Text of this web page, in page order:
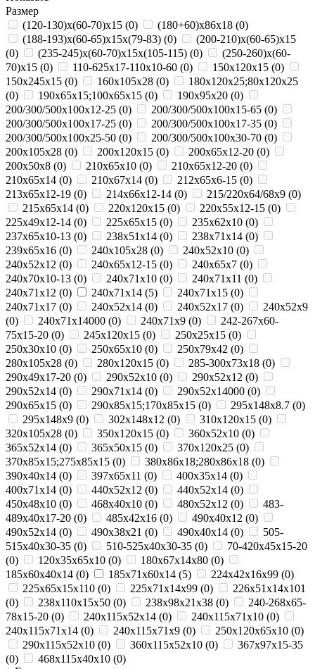
Размер
(120-130)х(60-70)х15 (0) (180+60)х86х18 (0)
(188-193)х(60-65)х15х(79-83) (0)
(200-210)х(60-65)х15
(0) (235-245)х(60-70)х15х(105-115) (0)
(250-260)х(60-
70)х15 (0) 110-625x17-110x10-60 (0) 150x120x15 (0)
150x245x15 (0) 160x105x28 (0)
180х120х25;80х120х25
(0) 190х65х15;100х65х15 (0) 190х95х20 (0)
200/300/500x100x12-25 (0) 200/300/500x100x15-65 (0)
200/300/500x100x17-25 (0) 200/300/500x100x17-35 (0)
200/300/500x100x25-50 (0) 200/300/500x100x30-70 (0)
200x105x28 (0) 200x120x15 (0) 200x65x12-20 (0)
200х50х8 (0) 210x65x10 (0) 210x65x12-20 (0)
210x65x14 (0) 210х67х14 (0) 212x65x6-15 (0)
213x65x12-19 (0) 214x66x12-14 (0) 215/220х64/68х9 (0)
215х65х14 (0) 220x120x15 (0) 220x55x12-15 (0)
225x49x12-14 (0) 225х65х15 (0) 235x62x10 (0)
237x65x10-13 (0) 238х51х14 (0) 238х71х14 (0)
239х65х16 (0) 240x105x28 (0) 240x52x10 (0)
240x52x12 (0) 240x65x12-15 (0) 240x65x7 (0)
240x70x10-13 (0) 240x71x10 (0) 240x71x11 (0)
240x71x12 (0) 240x71x14 (5) 240x71x15 (0)
240x71x17 (0) 240х52х14 (0) 240х52х17 (0)
240х52х9
(0) 240х71х14000 (0) 240х71х9 (0)
242-267x60-
75x15-20 (0) 245x120x15 (0) 250x25x15 (0)
250x30x10 (0) 250x65x10 (0) 250х79х42 (0)
280x105x28 (0) 280x120x15 (0) 285-300x73x18 (0)
290x49x17-20 (0) 290x52x10 (0) 290x52x12 (0)
290x52x14 (0) 290x71x14 (0) 290х52х14000 (0)
290х65х15 (0) 290х85х15;170х85х15 (0) 295х148х8.7 (0)
295х148х9 (0) 302х148х12 (0) 310x120x15 (0)
320x105x28 (0) 350x120x15 (0) 360х52х10 (0)
365x52x14 (0) 365х50х15 (0) 370х120х25 (0)
370х85х15;275х85х15 (0) 380х86х18;280х86х18 (0)
390x40x14 (0) 397x65x11 (0) 400х35х14 (0)
400х71х14 (0) 440x52x12 (0) 440х52х14 (0)
450x48x10 (0) 468x40x10 (0) 480х52х12 (0)
483-
489x40x17-20 (0) 485х42х16 (0) 490x40x12 (0)
490x52x14 (0) 490х38х21 (0) 490х40х14 (0)
505-
515x40x30-35 (0) 510-525x40x30-35 (0)
70-420x45x15-20
(0) 120x35x65x10 (0) 180х67х14х80 (0)
185x60x40x14 (0) 185х71х60х14 (5) 224х42х16х99 (0)
225х65х15х110 (0) 225х71х14х99 (0)
226х51х14х101
(0) 238х110х15х50 (0) 238х98х21х38 (0)
240-268x65-
78x15-20 (0) 240x115x52x14 (0) 240x115x71x10 (0)
240x115x71x14 (0) 240x115x71x9 (0) 250x120x65x10 (0)
290x115x52x10 (0) 360x115x52x10 (0)
367x97x15-35
(0) 468x115x40x10 (0)